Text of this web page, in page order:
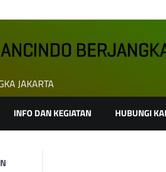
JAKARTA
INFO DAN KEGIATAN HUBUNGI